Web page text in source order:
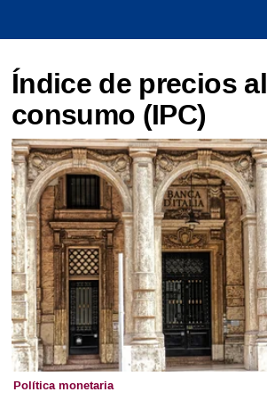
Índice de precios al
consumo (IPC)
Política monetaria